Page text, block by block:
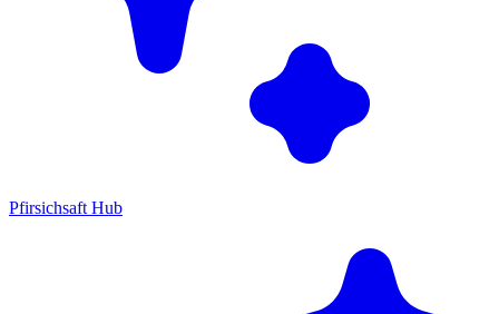
Pfirsichsaft Hub